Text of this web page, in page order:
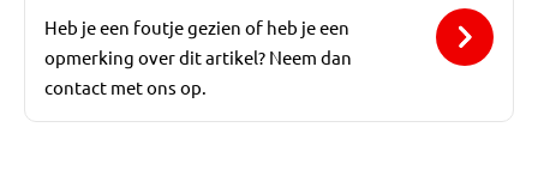
Heb je een foutje gezien of heb je een
opmerking over dit artikel? Neem dan
contact met ons op.